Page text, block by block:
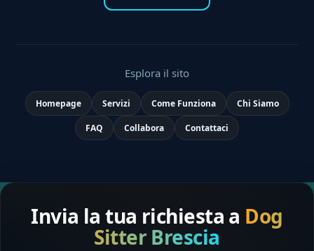
Esplora il sito
Homepage Servizi Come Funziona Chi Siamo
FAQ Collabora Contattaci
Invia la tua richiesta a Dog
Sitter Brescia